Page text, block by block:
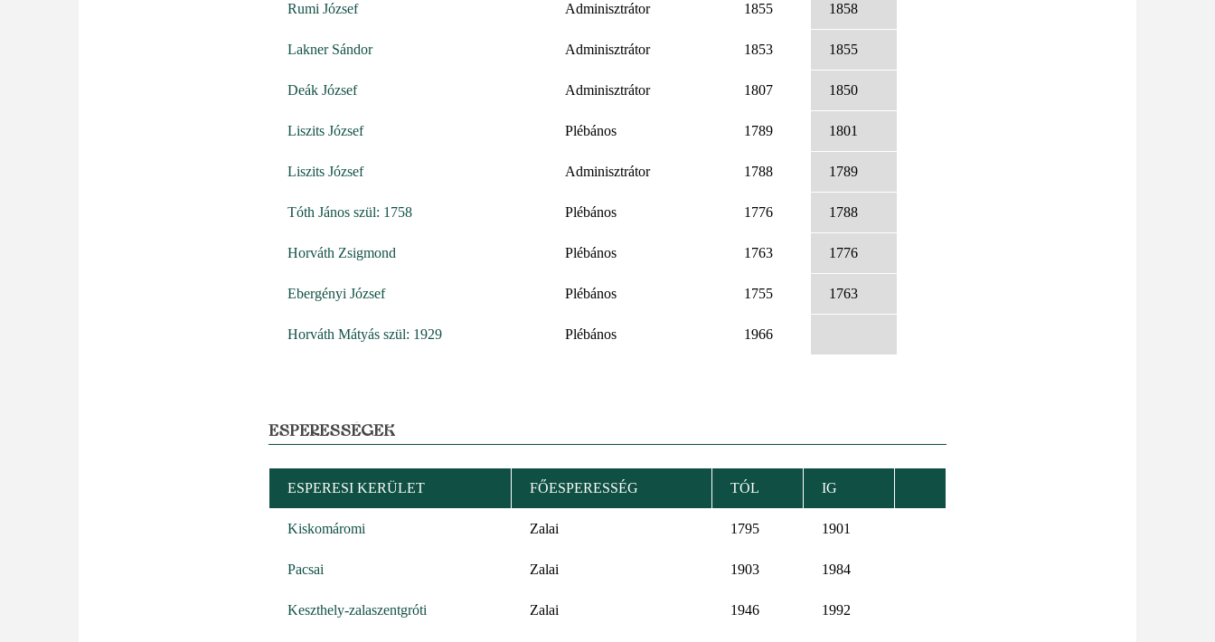
Rumi József Adminisztrátor 1855 1858
Lakner Sándor Adminisztrátor 1853 1855
Deák József Adminisztrátor 1807 1850
Liszits József Plébános 1789 1801
Liszits József Adminisztrátor 1788 1789
Tóth János szül: 1758 Plébános 1776 1788
Horváth Zsigmond Plébános 1763 1776
Ebergényi József Plébános 1755 1763
Horváth Mátyás szül: 1929 Plébános 1966
ESPERESSÉGEK
ESPERESI KERÜLET FŐESPERESSÉG TÓL IG
Kiskomáromi Zalai 1795 1901
Pacsai Zalai 1903 1984
Keszthely-zalaszentgróti Zalai 1946 1992